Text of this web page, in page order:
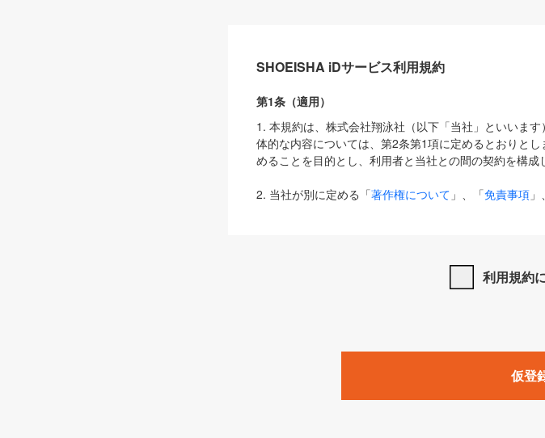
SHOEISHA iDサービス利用規約
第1条（適用）
1. 本規約は、株式会社翔泳社（以下「当社」といいま
体的な内容については、第2条第1項に定めるとおりと
めることを目的とし、利用者と当社との間の契約を構成
2. 当社が別に定める「著作権について 」、「免責事項
は、本規約の規定が優先して適用されるものとします。
1. 「本サービス」とは、当社が提供する以下のサービ
みます）及びこれらサービスに関連して当社が実施する
「SEBook」「SEShop」「CodeZine」「MarkeZine」
利用規約
仮登